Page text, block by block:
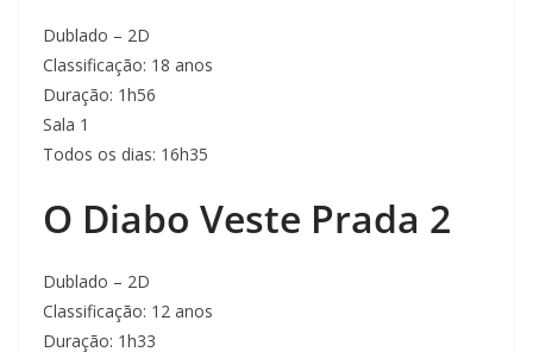
Dublado – 2D
Classificação: 18 anos
Duração: 1h56
Sala 1
Todos os dias: 16h35
O Diabo Veste Prada 2
Dublado – 2D
Classificação: 12 anos
Duração: 1h33